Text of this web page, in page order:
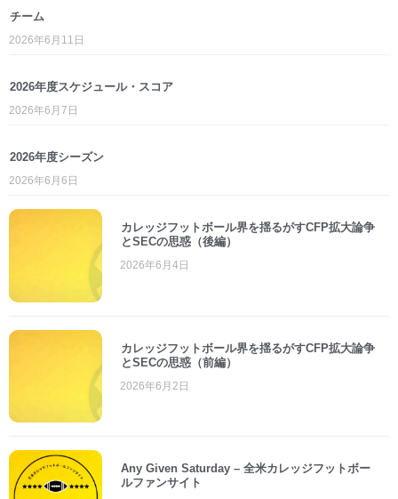
チーム
2026年6月11日
2026年度スケジュール・スコア
2026年6月7日
2026年度シーズン
2026年6月6日
カレッジフットボール界を揺るがすCFP拡大論争
とSECの思惑（後編）
2026年6月4日
カレッジフットボール界を揺るがすCFP拡大論争
とSECの思惑（前編）
2026年6月2日
Any Given Saturday – 全米カレッジフットボー
ルファンサイト